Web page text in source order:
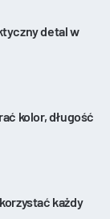
detal w
kolor, długość
każdy